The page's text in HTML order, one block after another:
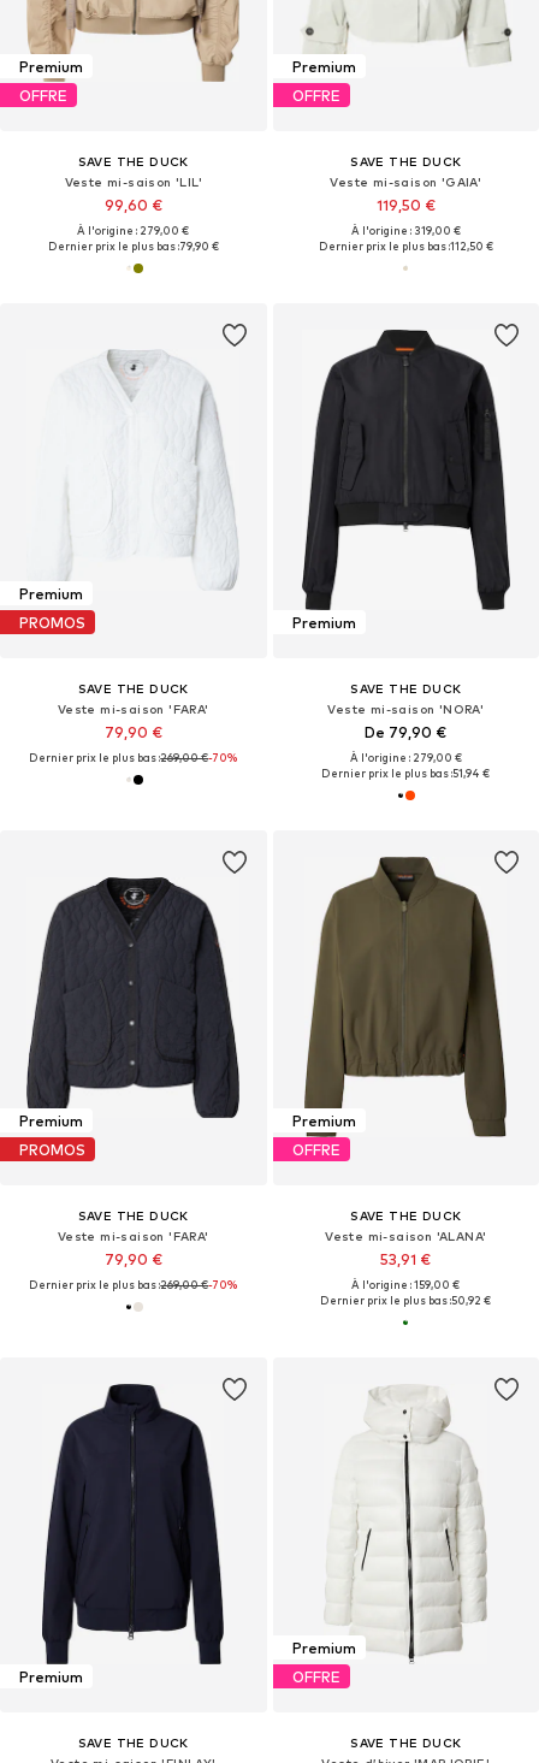
Premium
OFFRE
SAVE THE DUCK
Veste mi-saison 'LIL'
99,60 €
À l'origine : 279,00 €
Dernier prix le plus bas :79,90 €
Premium
OFFRE
SAVE THE DUCK
Veste mi-saison 'GAIA'
119,50 €
À l'origine : 319,00 €
Dernier prix le plus bas :112,50 €
Premium
PROMOS
SAVE THE DUCK
Veste mi-saison 'FARA'
79,90 €
Dernier prix le plus bas :269,00 €-70%
Premium
SAVE THE DUCK
Veste mi-saison 'NORA'
De 79,90 €
À l'origine : 279,00 €
Dernier prix le plus bas :51,94 €
Premium
PROMOS
SAVE THE DUCK
Veste mi-saison 'FARA'
79,90 €
Dernier prix le plus bas :269,00 €-70%
Premium
OFFRE
SAVE THE DUCK
Veste mi-saison 'ALANA'
53,91 €
À l'origine : 159,00 €
Dernier prix le plus bas :50,92 €
Premium
SAVE THE DUCK
Premium
OFFRE
SAVE THE DUCK